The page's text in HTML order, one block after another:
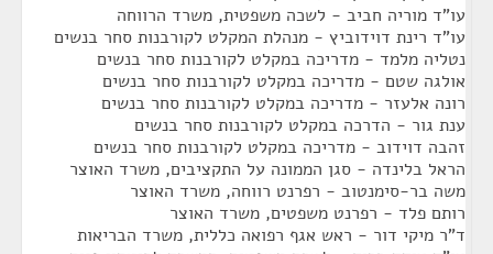
עו"ד מוריה חביב - לשכה משפטית, משרד הרווחה
עו"ד רינת דוידוביץ - מנהלת המקלט לקורבנות סחר בנשים
נטליה מלמד - מדריכה במקלט לקורבנות סחר בנשים
אולגה שטם - מדריכה במקלט לקורבנות סחר בנשים
רונה אלעזר - מדריכה במקלט לקורבנות סחר בנשים
ענת גור - הדרכה במקלט לקורבנות סחר בנשים
זהבה דוידוב - מדריכה במקלט לקורבנות סחר בנשים
הראל בלינדה - סגן הממונה על התקציבים, משרד האוצר
משה בר-סימנטוב - רפרנט רווחה, משרד האוצר
רותם פלד - רפרנט משפטים, משרד האוצר
ד"ר מיקי דור - ראש אגף רפואה כללית, משרד הבריאות